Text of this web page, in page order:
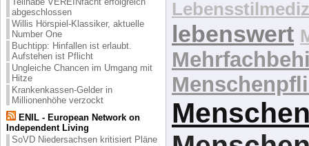
abgeschlossen
Willis Hörspiel-Klassiker, aktuelle
Number One
Buchtipp: Hinfallen ist erlaubt.
Aufstehen ist Pflicht
Ungleiche Chancen im Umgang mit
Hitze
Krankenkassen-Gelder in
Millionenhöhe verzockt
ENIL - European Network on
Independent Living
SoVD Niedersachsen kritisiert Pläne
lebenswert